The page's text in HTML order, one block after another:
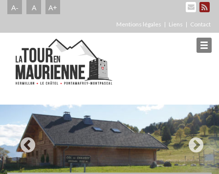
A- A A+
Mentions légales Liens Contact